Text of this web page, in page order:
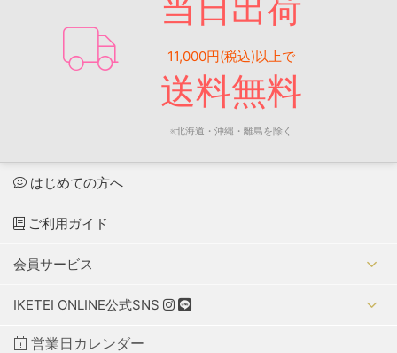
11,000円(税込)以上で
送料無料
※北海道・沖縄・離島を除く
はじめての方へ
ご利用ガイド
会員サービス
IKETEI ONLINE公式SNS
営業日カレンダー